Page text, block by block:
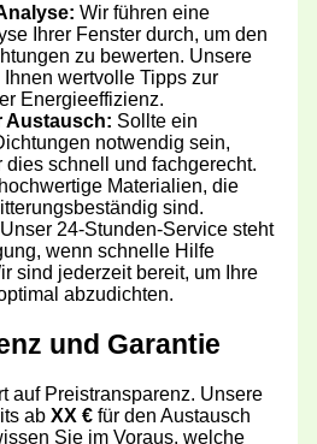
Wir führen eine
Ihrer Fenster durch, um den
zu bewerten. Unsere
wertvolle Tipps zur
Energieeffizienz.
Austausch: Sollte ein
notwendig sein,
dies schnell und fachgerecht.
Materialien, die
sind.
Unser 24-Stunden-Service steht
wenn schnelle Hilfe
sind jederzeit bereit, um Ihre
abzudichten.
und Garantie
auf Preistransparenz. Unsere
ab XX €für den Austausch
Sie im Voraus, welche